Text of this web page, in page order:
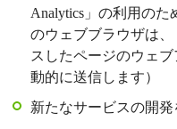
Analytics」の利用の
のウェブブラウザは
スしたページのウェ
動的に送信します）
新たなサービスの開